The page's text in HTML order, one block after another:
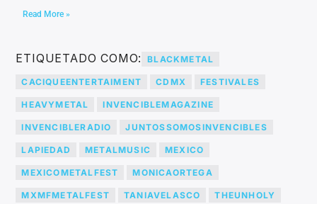
Read More »
ETIQUETADO COMO: BLACKMETAL
CACIQUEENTERTAIMENT CDMX FESTIVALES
HEAVYMETAL INVENCIBLEMAGAZINE
INVENCIBLERADIO JUNTOSSOMOSINVENCIBLES
LAPIEDAD METALMUSIC MEXICO
MEXICOMETALFEST MONICAORTEGA
MXMFMETALFEST TANIAVELASCO THEUNHOLY